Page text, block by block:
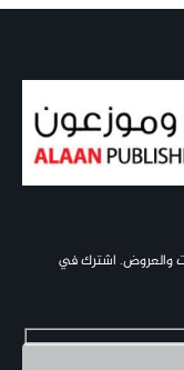
والعروض. اشترك في